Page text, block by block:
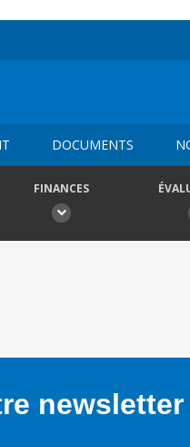
DOCUMENTS
FINANCES